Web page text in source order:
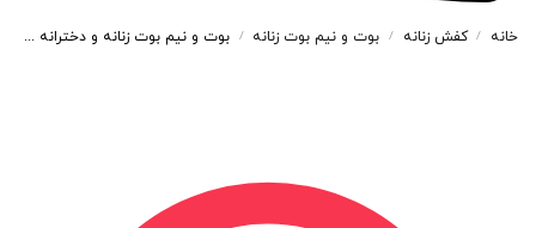
خانه / کفش زنانه / بوت و نیم بوت زنانه / بوت و نیم بوت زنانه و دخترانه مدل زیپدار رنگ مشکی کد A133